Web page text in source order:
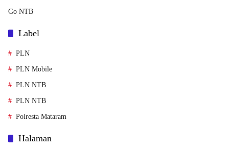
Go NTB
Label
PLN
PLN Mobile
PLN NTB
PLN NTB
Polresta Mataram
Halaman